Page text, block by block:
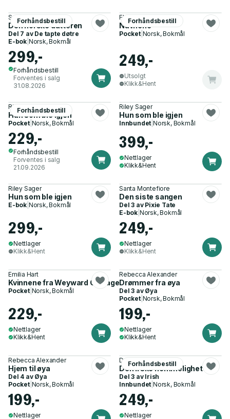
Forhåndsbestill
Soraya Lane
Den norske datteren
Del 7 av De tapte døtre
E-bok Norsk, Bokmål
299,-
Forhåndsbestill
Forventes i salg
31.08.2026
Forhåndsbestill
Florence Knapp
Navnene
Pocket| Norsk, Bokmål
249,-
Utsolgt
Klikk&Hent
Forhåndsbestill
Riley Sager
Hun som ble igjen
Pocket| Norsk, Bokmål
229,-
Forhåndsbestill
Forventes i salg
21.09.2026
Riley Sager
Hun som ble igjen
Innbundet |Norsk, Bokmål
399,-
Nettlager
Klikk&Hent
Riley Sager
Hun som ble igjen
E-bok Norsk, Bokmål
299,-
Nettlager
Klikk&Hent
Santa Montefiore
Den siste sangen
Del 3 av Pixie Tate
E-bok Norsk, Bokmål
249,-
Nettlager
Klikk&Hent
Emilia Hart
Kvinnene fra Weyward Cottage
Pocket| Norsk, Bokmål
229,-
Nettlager
Klikk&Hent
Rebecca Alexander
Drømmer fra øya
Del 3 av Øya
Pocket| Norsk, Bokmål
199,-
Nettlager
Klikk&Hent
Rebecca Alexander
Hjem til øya
Del 4 av Øya
Pocket| Norsk, Bokmål
199,-
Nettlager
Forhåndsbestill
Daisy O'Shea
Den irske hemmeligheten
Del 3 av Irish
Innbundet |Norsk, Bokmål
249,-
Nettlager